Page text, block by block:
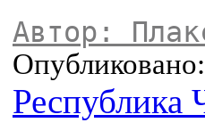
Автор:
Опубликовано:
Республика